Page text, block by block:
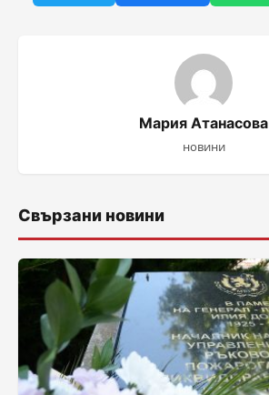
Мария Атанасова
новини
Свързани новини